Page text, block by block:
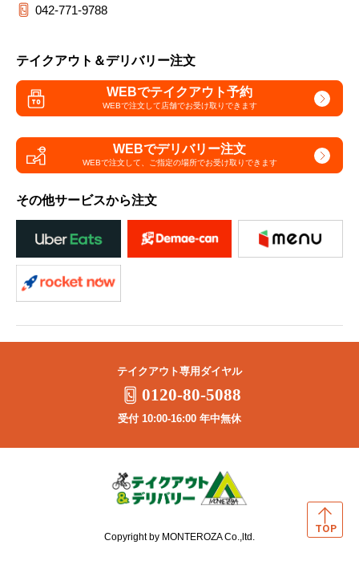
042-771-9788
テイクアウト＆デリバリー注文
WEBでテイクアウト予約
WEBで注文して店舗でお受け取りできます
WEBでデリバリー注文
WEBで注文して、 ご指定の場所でお受け取りできます
その他サービスから注文
テイクアウト専用ダイヤル
0120-80-5088
受付 10:00-16:00 年中無休
Copyright by MONTEROZA Co.,ltd.